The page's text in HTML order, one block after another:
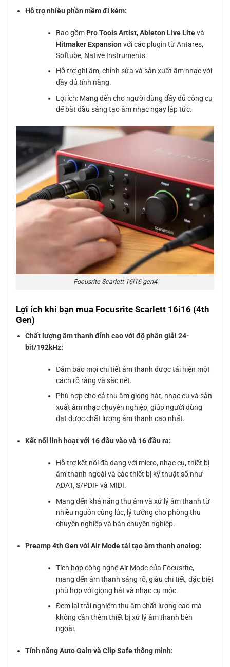
Hỗ trợ nhiều phần mềm đi kèm:
Bao gồm Pro Tools Artist, Ableton Live Litevà
Hitmaker Expansion với các plugin từ Antares,
Softube, Native Instruments.
Hỗ trợ ghi âm, chỉnh sửa và sản xuất âm nhạc với
đầy đủ tính năng.
Lợi ích: Mang đến cho người dùng đầy đủ công cụ
để bắt đầu sáng tạo âm nhạc ngay lập tức.
Focusrite Scarlett 16i16 gen4
Lợi ích khi bạn mua Focusrite Scarlett 16i16 (4th
Gen)
Chất lượng âm thanh đỉnh cao với độ phân giải 24-
bit/192kHz:
Đảm bảo mọi chi tiết âm thanh được tái hiện một
cách rõ ràng và sắc nét.
Phù hợp cho cả thu âm giọng hát, nhạc cụ và sản
xuất âm nhạc chuyên nghiệp, giúp người dùng
đạt được chất lượng âm thanh cao nhất.
Kết nối linh hoạt với 16 đầu vào và 16 đầu ra:
Hỗ trợ kết nối đa dạng với micro, nhạc cụ, thiết bị
âm thanh ngoài và các thiết bị kỹ thuật số như
ADAT, S/PDIF và MIDI.
Mang đến khả năng thu âm và xử lý âm thanh từ
nhiều nguồn cùng lúc, lý tưởng cho phòng thu
chuyên nghiệp và bán chuyên nghiệp.
Preamp 4th Gen với Air Mode tái tạo âm thanh analog:
Tích hợp công nghệ Air Mode của Focusrite,
mang đến âm thanh sáng rõ, giàu chi tiết, đặc biệt
phù hợp với giọng hát và nhạc cụ mộc.
Đem lại trải nghiệm thu âm chất lượng cao mà
không cần thêm thiết bị xử lý âm thanh bên
ngoài.
Tính năng Auto Gain và Clip Safe thông minh: